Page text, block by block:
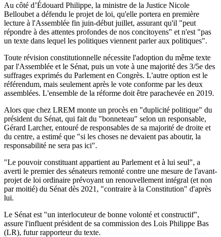
Au côté d’Édouard Philippe, la ministre de la Justice Nicole
Belloubet a défendu le projet de loi, qu'elle portera en première
lecture à l'Assemblée fin juin-début juillet, assurant qu'il "peut
répondre à des attentes profondes de nos concitoyens" et n'est "pas
un texte dans lequel les politiques viennent parler aux politiques".
Toute révision constitutionnelle nécessite l'adoption du même texte
par l'Assemblée et le Sénat, puis un vote à une majorité des 3/5e des
suffrages exprimés du Parlement en Congrès. L'autre option est le
référendum, mais seulement après le vote conforme par les deux
assemblées. L'ensemble de la réforme doit être parachevée en 2019.
Alors que chez LREM monte un procès en "duplicité politique" du
président du Sénat, qui fait du "bonneteau" selon un responsable,
Gérard Larcher, entouré de responsables de sa majorité de droite et
du centre, a estimé que "si les choses ne devaient pas aboutir, la
responsabilité ne sera pas ici".
"Le pouvoir constituant appartient au Parlement et à lui seul", a
averti le premier des sénateurs remonté contre une mesure de l'avant-
projet de loi ordinaire prévoyant un renouvellement intégral (et non
par moitié) du Sénat dès 2021, "contraire à la Constitution" d'après
lui.
Le Sénat est "un interlocuteur de bonne volonté et constructif",
assure l'influent président de sa commission des Lois Philippe Bas
(LR), futur rapporteur du texte.